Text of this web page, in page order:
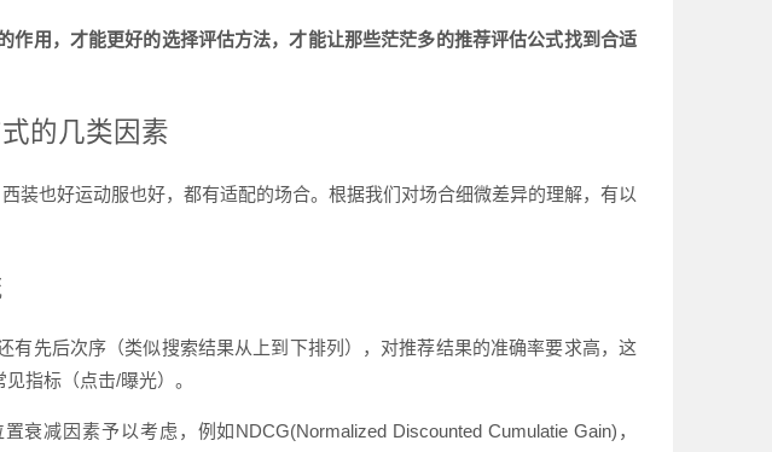
作用，才能更好的选择评估方法，才能让那些茫茫多的推荐评估公式找到合适
的几类因素
装也好运动服也好，都有适配的场合。根据我们对场合细微差异的理解，有以
先后次序（类似搜索结果从上到下排列），对推荐结果的准确率要求高，这
指标（点击/曝光）。
减因素予以考虑，例如NDCG(Normalized Discounted Cumulatie Gain)，